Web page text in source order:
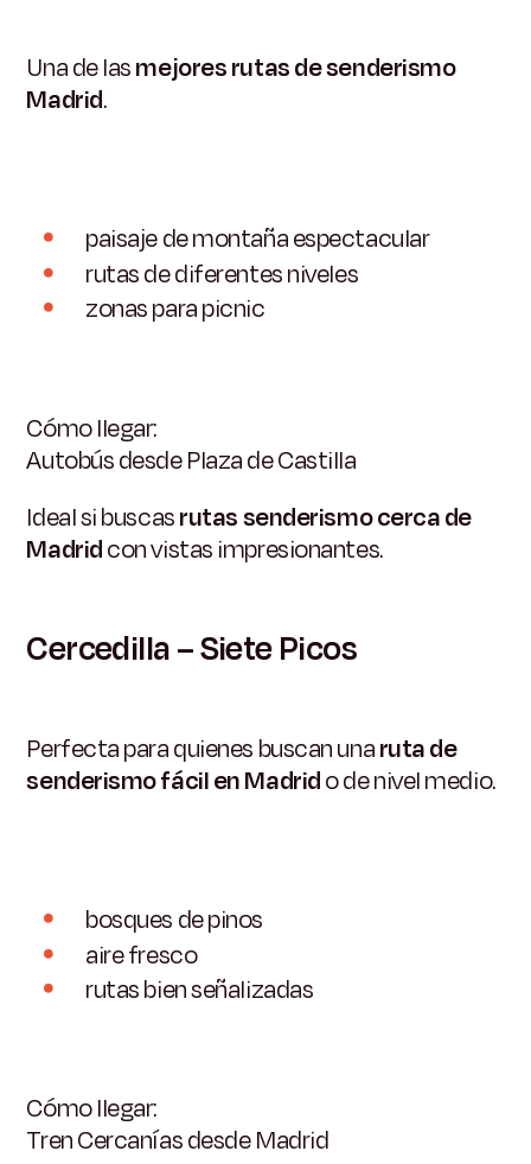
Una de lasmejores rutas de senderismo
Madrid.
paisaje de montaña espectacular
rutas de diferentes niveles
zonas para picnic
Cómo llegar:
Autobús desde Plaza de Castilla
Ideal si buscasrutas senderismo cerca de
Madridcon vistas impresionantes.
Cercedilla – Siete Picos
Perfecta para quienes buscan unaruta de
senderismo fácil en Madrido de nivel medio.
bosques de pinos
aire fresco
rutas bien señalizadas
Cómo llegar:
Tren Cercanías desde Madrid